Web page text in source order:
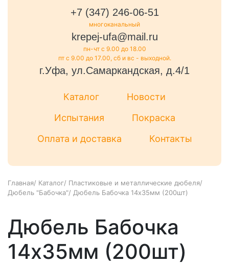
+7 (347) 246-06-51
многоканальный
krepej-ufa@mail.ru
пн-чт с 9.00 до 18.00
пт с 9.00 до 17.00, сб и вс - выходной.
г.Уфа, ул.Самаркандская, д.4/1
Каталог
Новости
Испытания
Покраска
Оплата и доставка
Контакты
Главная/ Каталог/ Пластиковые и металлические дюбеля/
Дюбель "Бабочка"/ Дюбель Бабочка 14х35мм (200шт)
Дюбель Бабочка
14х35мм (200шт)